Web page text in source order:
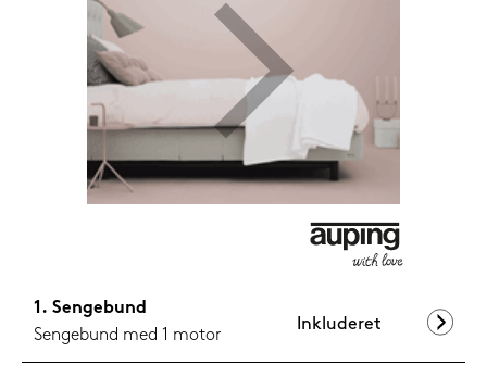
1.199,-
Sengebund
Sengebund med 1 motor
Inkluderet